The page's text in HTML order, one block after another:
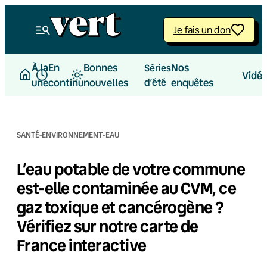
Je fais un don
À la
une
En
continu
Bonnes
nouvelles
Séries
d’été
Nos
enquêtes
SANTÉ-ENVIRONNEMENT·EAU
L’eau potable de votre commune
est-elle contaminée au CVM, ce
gaz toxique et cancérogène ?
Vérifiez sur notre carte de
France interactive